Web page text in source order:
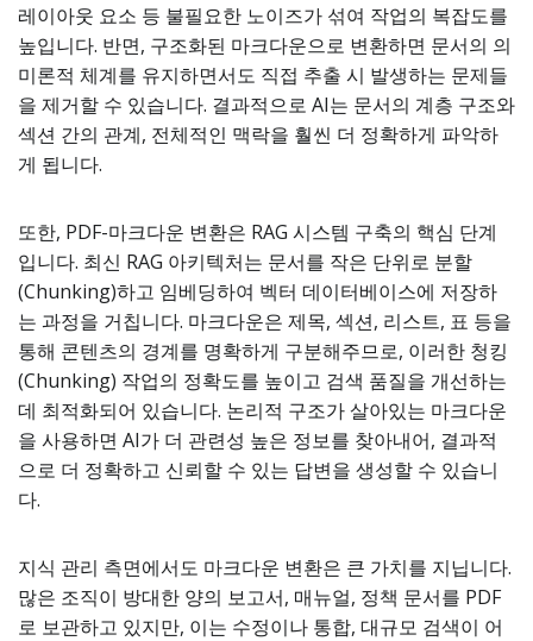
레이아웃 요소 등 불필요한 노이즈가 섞여 작업의 복잡도를
높입니다. 반면, 구조화된 마크다운으로 변환하면 문서의 의
미론적 체계를 유지하면서도 직접 추출 시 발생하는 문제들
을 제거할 수 있습니다. 결과적으로 AI는 문서의 계층 구조와
섹션 간의 관계, 전체적인 맥락을 훨씬 더 정확하게 파악하
게 됩니다.
또한, PDF-마크다운 변환은 RAG 시스템 구축의 핵심 단계
입니다. 최신 RAG 아키텍처는 문서를 작은 단위로 분할
(Chunking)하고 임베딩하여 벡터 데이터베이스에 저장하
는 과정을 거칩니다. 마크다운은 제목, 섹션, 리스트, 표 등을
통해 콘텐츠의 경계를 명확하게 구분해주므로, 이러한 청킹
(Chunking) 작업의 정확도를 높이고 검색 품질을 개선하는
데 최적화되어 있습니다. 논리적 구조가 살아있는 마크다운
을 사용하면 AI가 더 관련성 높은 정보를 찾아내어, 결과적
으로 더 정확하고 신뢰할 수 있는 답변을 생성할 수 있습니
다.
지식 관리 측면에서도 마크다운 변환은 큰 가치를 지닙니다.
많은 조직이 방대한 양의 보고서, 매뉴얼, 정책 문서를 PDF
로 보관하고 있지만, 이는 수정이나 통합, 대규모 검색이 어